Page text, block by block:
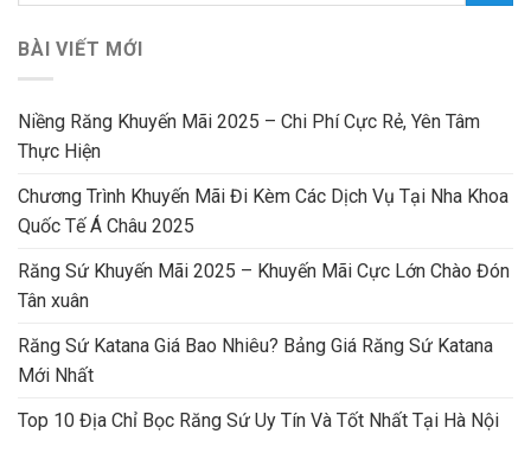
BÀI VIẾT MỚI
Niềng Răng Khuyến Mãi 2025 – Chi Phí Cực Rẻ, Yên Tâm
Thực Hiện
Chương Trình Khuyến Mãi Đi Kèm Các Dịch Vụ Tại Nha Khoa
Quốc Tế Á Châu 2025
Răng Sứ Khuyến Mãi 2025 – Khuyến Mãi Cực Lớn Chào Đón
Tân xuân
Răng Sứ Katana Giá Bao Nhiêu? Bảng Giá Răng Sứ Katana
Mới Nhất
Top 10 Địa Chỉ Bọc Răng Sứ Uy Tín Và Tốt Nhất Tại Hà Nội